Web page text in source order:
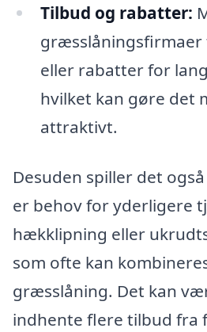
Tilbud og rabatter:
græsslåningsfirmaer
eller rabatter for
hvilket kan gøre det
attraktivt.
Desuden spiller det
er behov for yderligere
hækklipning eller
som ofte kan
græsslåning. Det kan
indhente flere tilbud fra